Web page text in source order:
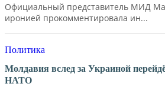
Официальный представитель МИД
иронией прокомментировала ин...
Политика
Молдавия вслед за Украиной
НАТО